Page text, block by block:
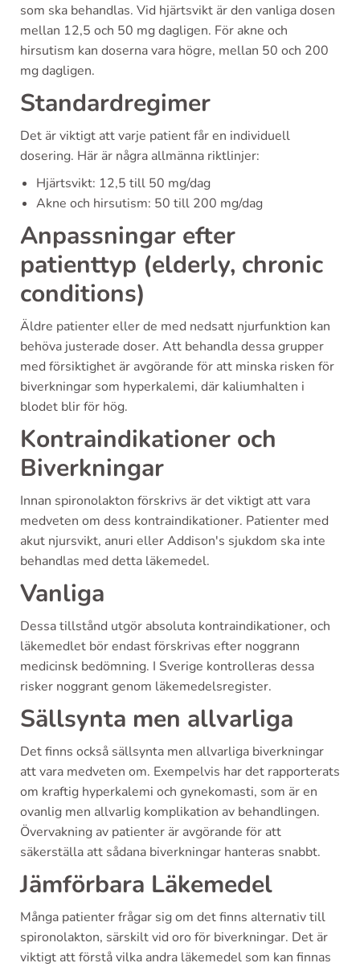
som ska behandlas. Vid hjärtsvikt är den vanliga dosen
mellan 12,5 och 50 mg dagligen. För akne och
hirsutism kan doserna vara högre, mellan 50 och 200
mg dagligen.
Standardregimer
Det är viktigt att varje patient får en individuell
dosering. Här är några allmänna riktlinjer:
Hjärtsvikt: 12,5 till 50 mg/dag
Akne och hirsutism: 50 till 200 mg/dag
Anpassningar efter
patienttyp (elderly, chronic
conditions)
Äldre patienter eller de med nedsatt njurfunktion kan
behöva justerade doser. Att behandla dessa grupper
med försiktighet är avgörande för att minska risken för
biverkningar som hyperkalemi, där kaliumhalten i
blodet blir för hög.
Kontraindikationer och
Biverkningar
Innan spironolakton förskrivs är det viktigt att vara
medveten om dess kontraindikationer. Patienter med
akut njursvikt, anuri eller Addison's sjukdom ska inte
behandlas med detta läkemedel.
Vanliga
Dessa tillstånd utgör absoluta kontraindikationer, och
läkemedlet bör endast förskrivas efter noggrann
medicinsk bedömning. I Sverige kontrolleras dessa
risker noggrant genom läkemedelsregister.
Sällsynta men allvarliga
Det finns också sällsynta men allvarliga biverkningar
att vara medveten om. Exempelvis har det rapporterats
om kraftig hyperkalemi och gynekomasti, som är en
ovanlig men allvarlig komplikation av behandlingen.
Övervakning av patienter är avgörande för att
säkerställa att sådana biverkningar hanteras snabbt.
Jämförbara Läkemedel
Många patienter frågar sig om det finns alternativ till
spironolakton, särskilt vid oro för biverkningar. Det är
viktigt att förstå vilka andra läkemedel som kan finnas